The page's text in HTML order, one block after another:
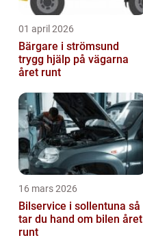
01 april 2026
Bärgare i strömsund
trygg hjälp på vägarna
året runt
16 mars 2026
Bilservice i sollentuna så
tar du hand om bilen året
runt